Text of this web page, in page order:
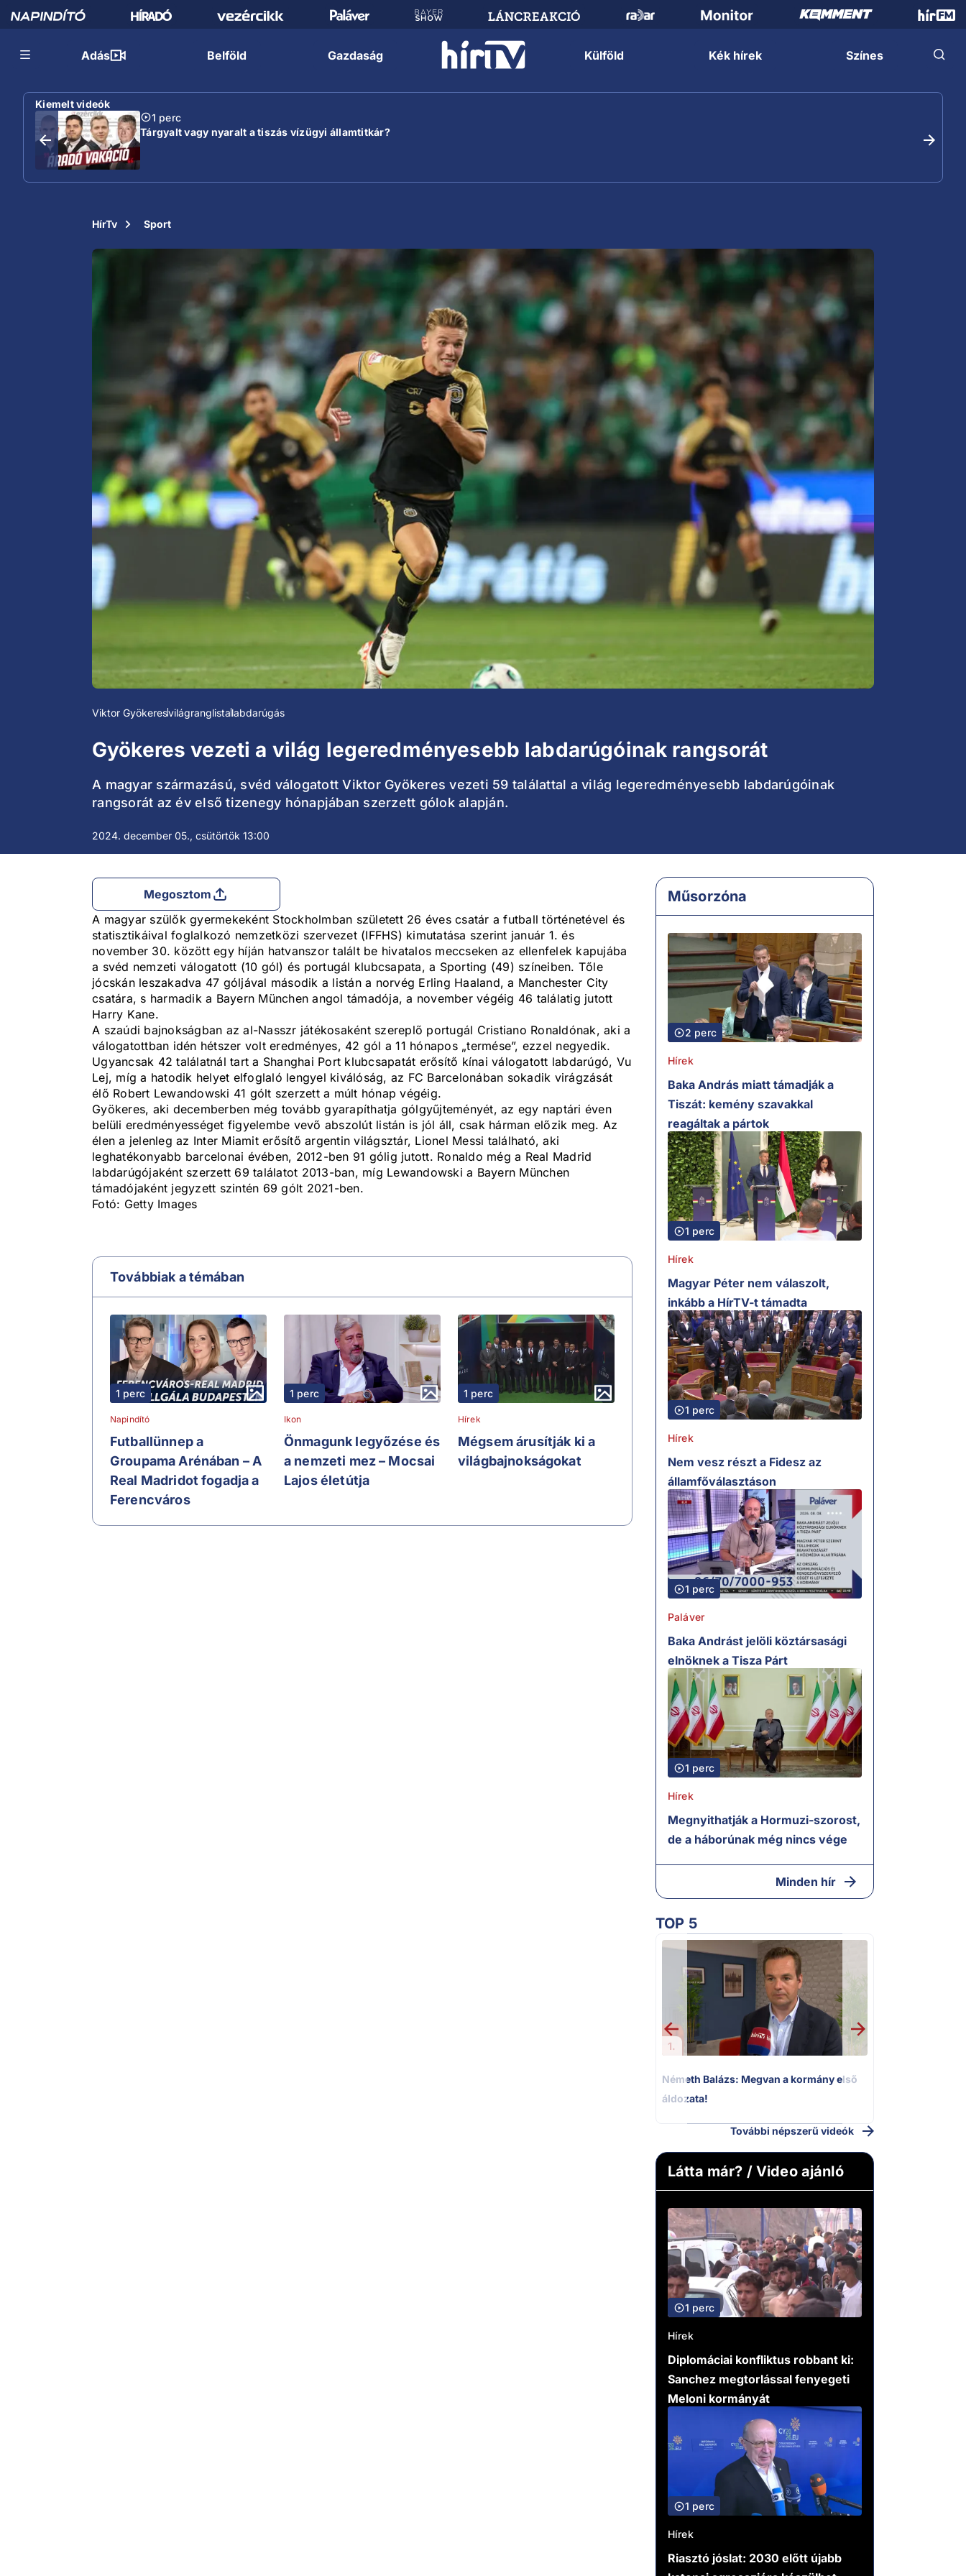
Adás Belföld Gazdaság Külföld Kék hírek Színes
Kiemelt videók
1 perc
Tárgyalt vagy nyaralt a tiszás vízügyi államtitkár?
HírTv Sport
Viktor Gyökeresvilágranglistalabdarúgás
Gyökeres vezeti a világ legeredményesebb labdarúgóinak rangsorát
A magyar származású, svéd válogatott Viktor Gyökeres vezeti 59 találattal a világ legeredményesebb labdarúgóinak
rangsorát az év első tizenegy hónapjában szerzett gólok alapján.
2024. december 05., csütörtök 13:00
Megosztom
A magyar szülők gyermekeként Stockholmban született 26 éves csatár a futball történetével és
statisztikáival foglalkozó nemzetközi szervezet (IFFHS) kimutatása szerint január 1. és
november 30. között egy híján hatvanszor talált be hivatalos meccseken az ellenfelek kapujába
a svéd nemzeti válogatott (10 gól) és portugál klubcsapata, a Sporting (49) színeiben. Tőle
jócskán leszakadva 47 góljával második a listán a norvég Erling Haaland, a Manchester City
csatára, s harmadik a Bayern München angol támadója, a november végéig 46 találatig jutott
Harry Kane.
A szaúdi bajnokságban az al-Nasszr játékosaként szereplő portugál Cristiano Ronaldónak, aki a
válogatottban idén hétszer volt eredményes, 42 gól a 11 hónapos „termése”, ezzel negyedik.
Ugyancsak 42 találatnál tart a Shanghai Port klubcsapatát erősítő kínai válogatott labdarúgó, Vu
Lej, míg a hatodik helyet elfoglaló lengyel kiválóság, az FC Barcelonában sokadik virágzását
élő Robert Lewandowski 41 gólt szerzett a múlt hónap végéig.
Gyökeres, aki decemberben még tovább gyarapíthatja gólgyűjteményét, az egy naptári éven
belüli eredményességet figyelembe vevő abszolút listán is jól áll, csak hárman előzik meg. Az
élen a jelenleg az Inter Miamit erősítő argentin világsztár, Lionel Messi található, aki
leghatékonyabb barcelonai évében, 2012-ben 91 gólig jutott. Ronaldo még a Real Madrid
labdarúgójaként szerzett 69 találatot 2013-ban, míg Lewandowski a Bayern München
támadójaként jegyzett szintén 69 gólt 2021-ben.
Fotó: Getty Images
Továbbiak a témában
1 perc
Napindító
Futballünnep a
Groupama Arénában – A
Real Madridot fogadja a
Ferencváros
1 perc
Ikon
Önmagunk legyőzése és
a nemzeti mez – Mocsai
Lajos életútja
1 perc
Hírek
Mégsem árusítják ki a
világbajnokságokat
Műsorzóna
2 perc
Hírek
Baka András miatt támadják a
Tiszát: kemény szavakkal
reagáltak a pártok
1 perc
Hírek
Magyar Péter nem válaszolt,
inkább a HírTV-t támadta
1 perc
Hírek
Nem vesz részt a Fidesz az
államfőválasztáson
1 perc
Paláver
Baka Andrást jelöli köztársasági
elnöknek a Tisza Párt
1 perc
Hírek
Megnyithatják a Hormuzi-szorost,
de a háborúnak még nincs vége
Minden hír
TOP 5
1.
Németh Balázs: Megvan a kormány első
áldozata!
További népszerű videók
Látta már? / Video ajánló
1 perc
Hírek
Diplomáciai konfliktus robbant ki:
Sanchez megtorlással fenyegeti
Meloni kormányát
1 perc
Hírek
Riasztó jóslat: 2030 előtt újabb